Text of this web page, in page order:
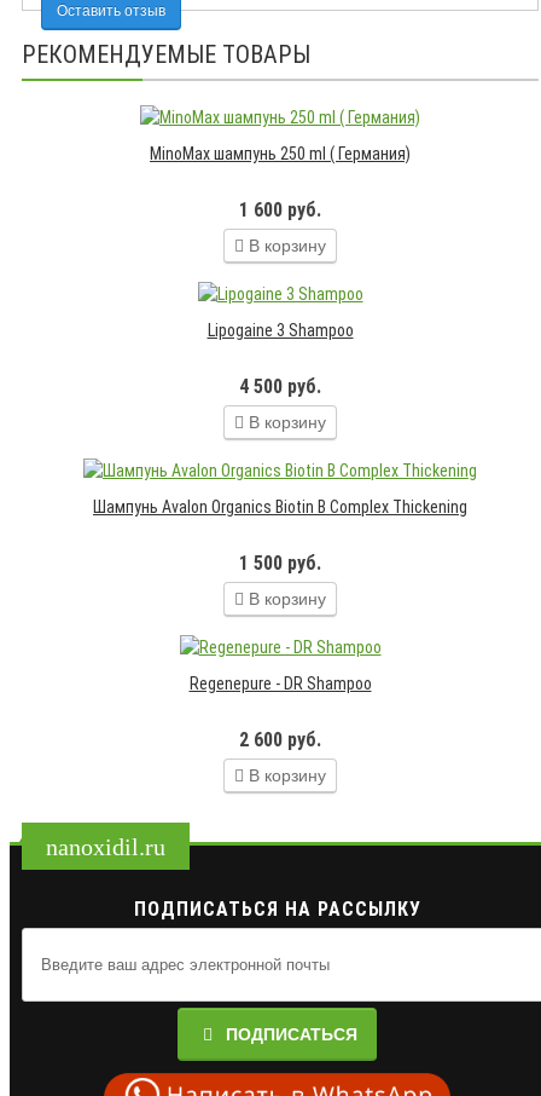
Оставить отзыв
РЕКОМЕНДУЕМЫЕ ТОВАРЫ
MinoMax шампунь 250 ml ( Германия)
1 600 руб.
В корзину
Lipogaine 3 Shampoo
4 500 руб.
В корзину
Шампунь Avalon Organics Biotin B Complex Thickening
1 500 руб.
В корзину
Regenepure - DR Shampoo
2 600 руб.
В корзину
nanoxidil.ru
ПОДПИСАТЬСЯ НА РАССЫЛКУ
ПОДПИСАТЬСЯ